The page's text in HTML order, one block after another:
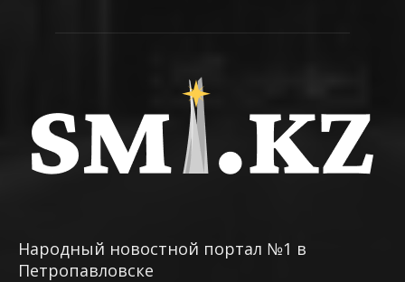
Народный новостной портал №1 в
Петропавловске